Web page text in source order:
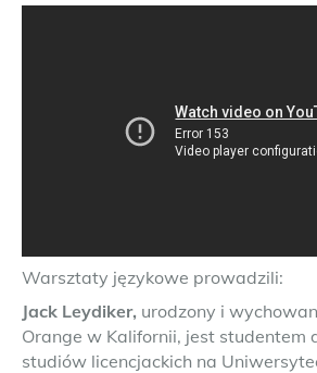
Warsztaty językowe prowadzili:
Jack Leydiker, urodzony i
Orange w Kalifornii, jest studentem
studiów licencjackich na